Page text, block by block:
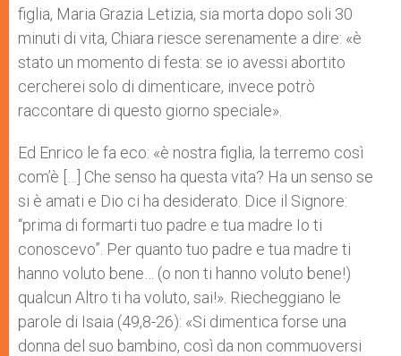
figlia, Maria Grazia Letizia, sia morta dopo soli 30
minuti di vita, Chiara riesce serenamente a dire: «è
stato un momento di festa: se io avessi abortito
cercherei solo di dimenticare, invece potrò
raccontare di questo giorno speciale».
Ed Enrico le fa eco: «è nostra figlia, la terremo così
com’è […] Che senso ha questa vita? Ha un senso se
si è amati e Dio ci ha desiderato. Dice il Signore:
“prima di formarti tuo padre e tua madre Io ti
conoscevo”. Per quanto tuo padre e tua madre ti
hanno voluto bene… (o non ti hanno voluto bene!)
qualcun Altro ti ha voluto, sai!». Riecheggiano le
parole di Isaia (49,8-26): «Si dimentica forse una
donna del suo bambino, così da non commuoversi